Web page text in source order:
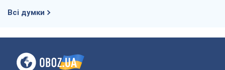
Всі думки